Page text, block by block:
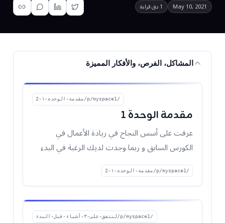
May 10, 2021 1 دق قراءة
المشاكل، الفرص، والأفكار المميزة
/p/myspace1/مقدمة-الوحدة-١-2
مقدمة الوحدة ١
عرفت على أسس النجاح في ريادة الأعمال في
الكورس السابق و ربما وجدت لديك الرغبة في البدء
في رحلتك المث
/p/myspace1/مقدمة-الوحدة-١-2
/p/myspace1/لنتفق-على-٣-أشياء-قبل-البدء